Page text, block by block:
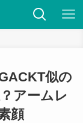
似の
アームレ
素顔